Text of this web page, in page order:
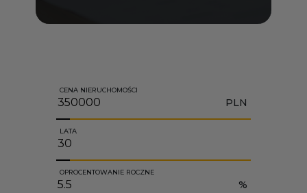
CENA NIERUCHOMOŚCI
PLN
LATA
OPROCENTOWANIE ROCZNE
%